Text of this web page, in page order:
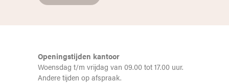
Openingstijden kantoor
Woensdag t/m vrijdag van 09.00 tot 17.00 uur.
Andere tijden op afspraak.